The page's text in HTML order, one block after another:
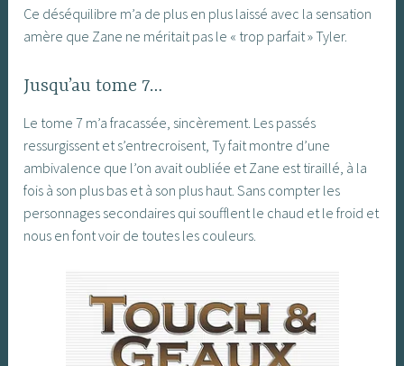
Ce déséquilibre m’a de plus en plus laissé avec la sensation
amère que Zane ne méritait pas le « trop parfait » Tyler.
Jusqu’au tome 7…
Le tome 7 m’a fracassée, sincèrement. Les passés
ressurgissent et s’entrecroisent, Ty fait montre d’une
ambivalence que l’on avait oubliée et Zane est tiraillé, à la
fois à son plus bas et à son plus haut. Sans compter les
personnages secondaires qui soufflent le chaud et le froid et
nous en font voir de toutes les couleurs.